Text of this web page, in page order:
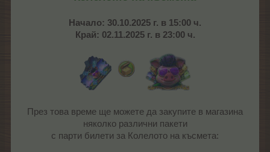
Начало: 30.10.2025 г. в 15:00 ч.
Край: 02.11.2025 г. в 23:00 ч.
През това време ще можете да закупите в магазина
няколко различни пакети
с парти билети за Колелото на късмета: